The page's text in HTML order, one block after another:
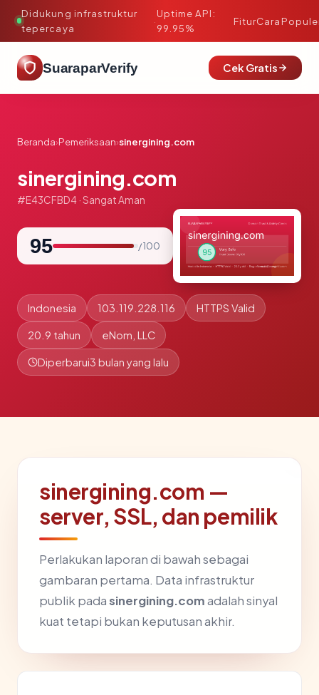
Didukung infrastruktur
tepercaya
·
Uptime API:
99.95%
FiturCara
SuaraparVerify Cek Gratis
Beranda›Pemeriksaan›sinergining.com
sinergining.com
#E43CFBD4 · Sangat Aman
95 / 100
Indonesia 103.119.228.116 HTTPS Valid
20.9 tahun eNom, LLC
Diperbarui3 bulan yang lalu
sinergining.com —
server, SSL, dan pemilik
Perlakukan laporan di bawah sebagai
gambaran pertama. Data infrastruktur
publik padasinergining.comadalah sinyal
kuat tetapi bukan keputusan akhir.